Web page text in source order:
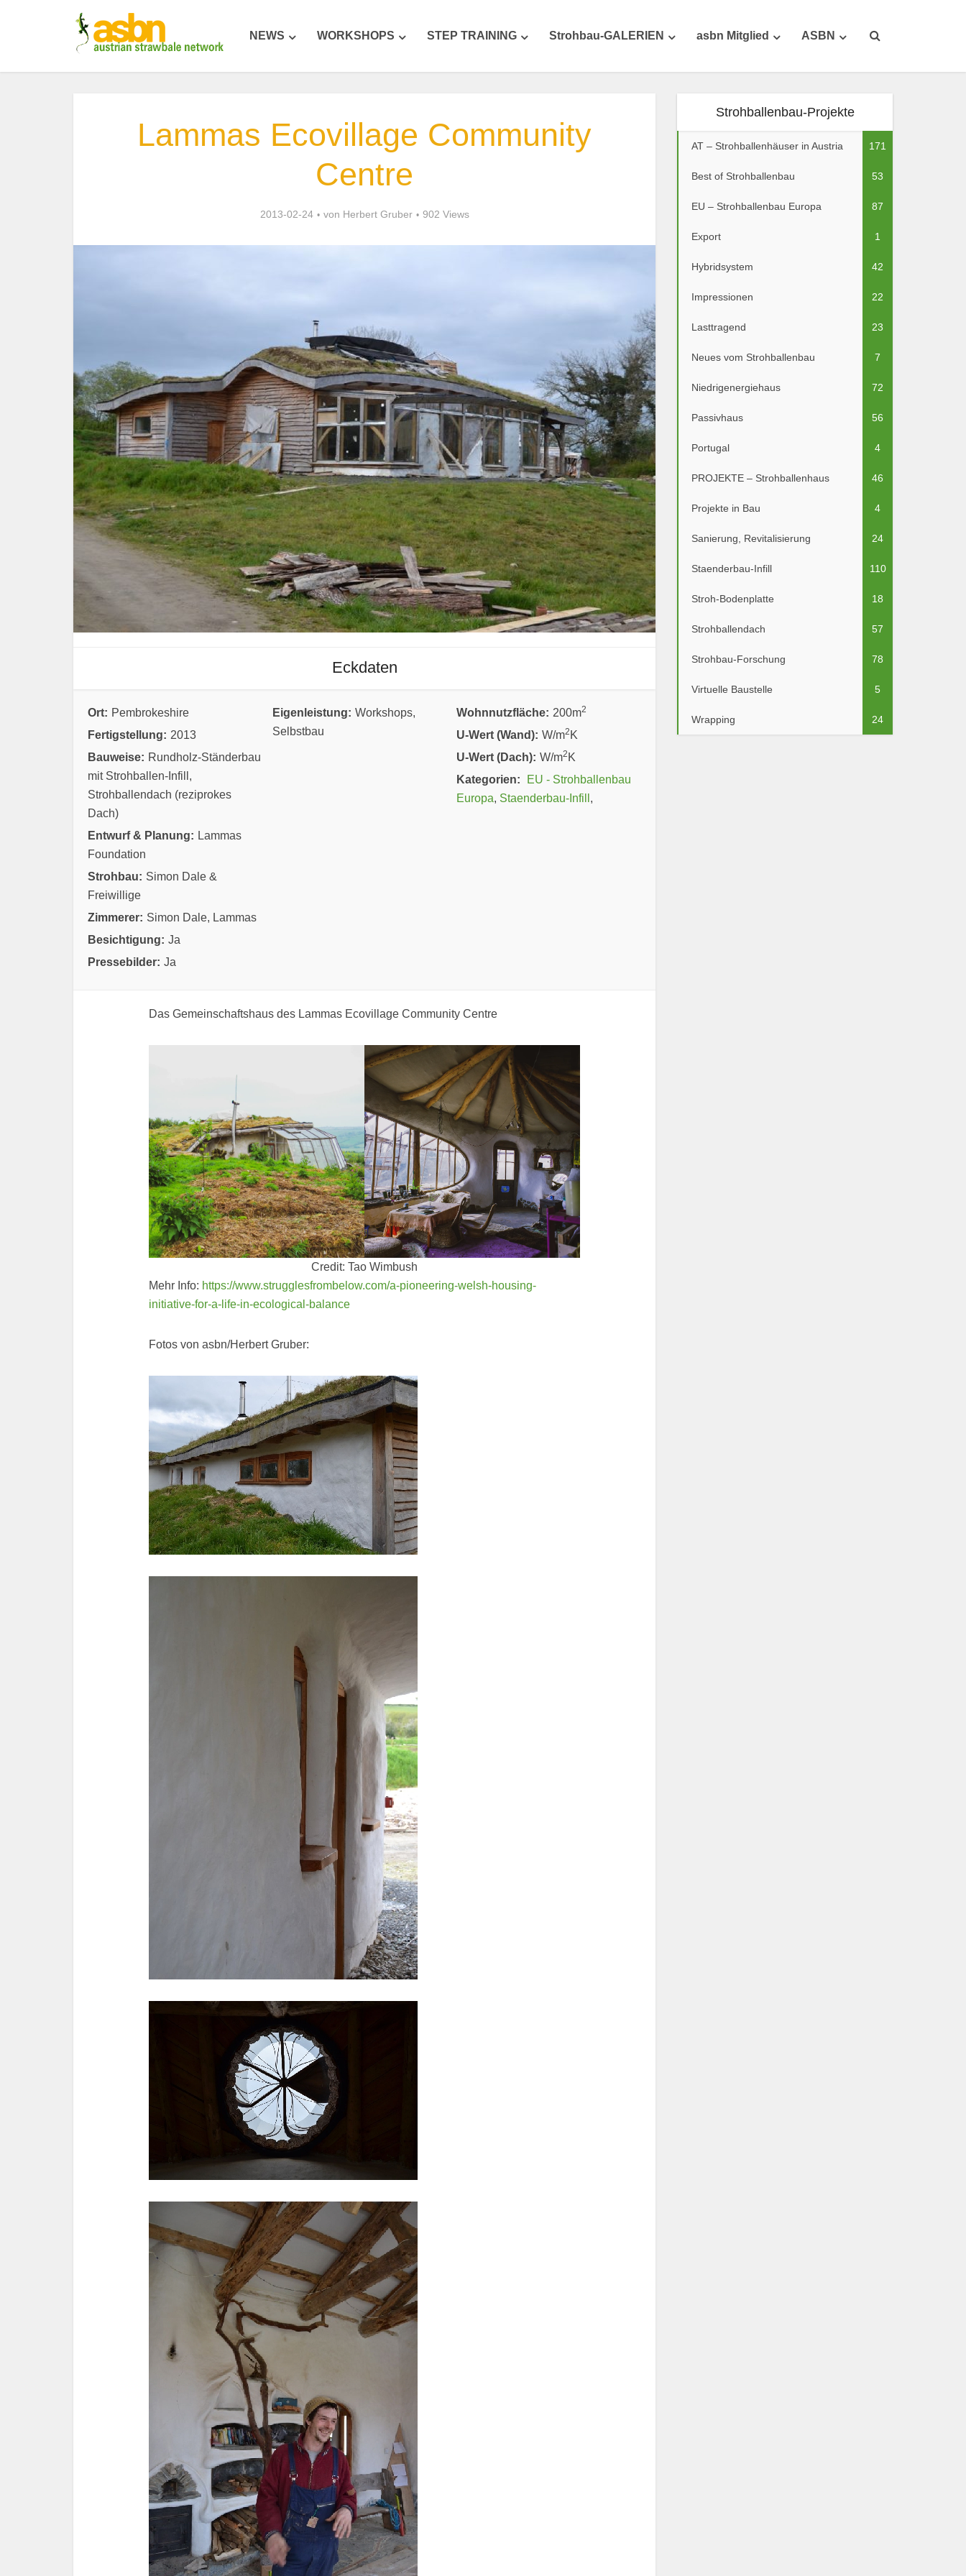
NEWS WORKSHOPS STEP TRAINING Strohbau-GALERIEN asbn Mitglied ASBN
Lammas Ecovillage Community
Centre
2013-02-24 von Herbert Gruber 902 Views
Eckdaten
Ort: Pembrokeshire
Fertigstellung: 2013
Bauweise: Rundholz-Ständerbau
mit Strohballen-Infill,
Strohballendach (reziprokes
Dach)
Entwurf & Planung: Lammas
Foundation
Strohbau: Simon Dale &
Freiwillige
Zimmerer: Simon Dale, Lammas
Besichtigung: Ja
Pressebilder: Ja
Eigenleistung: Workshops,
Selbstbau
Wohnnutzfläche: 200m2
U-Wert (Wand): W/m2 K
U-Wert (Dach): W/m2 K
Kategorien:
EU - Strohballenbau
Europa, Staenderbau-Infill ,
Das Gemeinschaftshaus des Lammas Ecovillage Community Centre
Credit: Tao Wimbush
Mehr Info: https://www.strugglesfrombelow.com/a-pioneering-welsh-housing-
initiative-for-a-life-in-ecological-balance
Fotos von asbn/Herbert Gruber:
Strohballenbau-Projekte
AT – Strohballenhäuser in Austria 171
Best of Strohballenbau 53
EU – Strohballenbau Europa 87
Export 1
Hybridsystem 42
Impressionen 22
Lasttragend 23
Neues vom Strohballenbau 7
Niedrigenergiehaus 72
Passivhaus 56
Portugal 4
PROJEKTE – Strohballenhaus 46
Projekte in Bau 4
Sanierung, Revitalisierung 24
Staenderbau-Infill 110
Stroh-Bodenplatte 18
Strohballendach 57
Strohbau-Forschung 78
Virtuelle Baustelle 5
Wrapping 24